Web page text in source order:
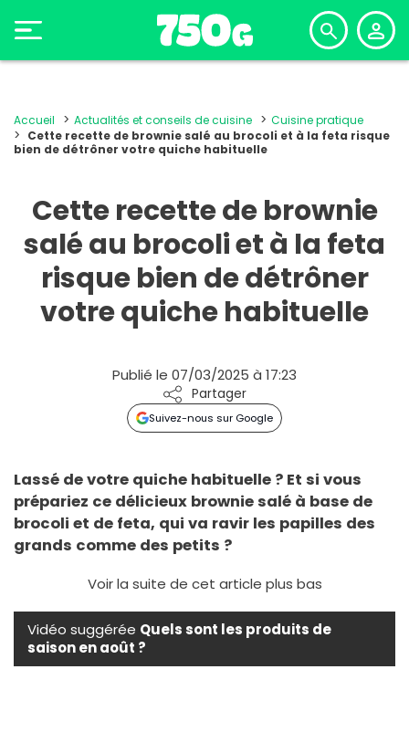
Accueil Actualités et conseils de cuisine
Cuisine pratique
Cette recette de brownie salé au brocoli et à la feta risque
bien de détrôner votre quiche habituelle
Cette recette de brownie
salé au brocoli et à la feta
risque bien de détrôner
votre quiche habituelle
Publié le 07/03/2025 à 17:23
Partager
Suivez-nous sur Google
Lassé de votre quiche habituelle ? Et si vous
prépariez ce délicieux brownie salé à base de
brocoli et de feta, qui va ravir les papilles des
grands comme des petits ?
Voir la suite de cet article plus bas
Vidéo suggérée Quels sont les produits de
saison en août ?